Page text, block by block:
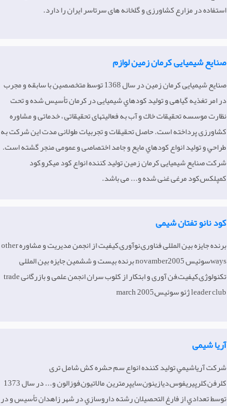
استفاده در مزارع کشاورزی و گلخانه های سرتاسر ایران را دارد.
صنایع شیمیایی کرمان زمین لوازم
صنايع شيميايی كرمان زمين در سال 1368 توسط متخصصين با سابقه و مجرب
در امر تغذيه گياهی و توليد كودهاي شيميايی در كرمان تأسيس شده و تحت
نظارت موسسه تحقيقات خاك و آب به فعاليتهای تحقيقاتی ، خدماتی و مشاوره
كشاورزی پرداخته است. حاصل تحقيقات و تجربيات طولانی مدت اين شركت به
طراحي و توليد انواع كودهاي مايع و جامد اختصاصی و عمومی منجر گشته است.
شرکت صنایع شیمیایی کرمان زمین تولید کننده انواع کود میکرو,کود
کمپلکس,کود مرغی غنی شده و... می باشد.
کود نانو تفتان شیمی
برنده جایزه بین المللی فناوری,نوآوری,کیفیت از انجمن مدیریت و مشاوره other
waysسوئیس novamber2005 برنده بیست و ششمین جایزه بین المللی
تکنولوژی,کیفیت,فن آوری و ابتکار از کلوب سران انجمن علمی و بازرگانی trade
leader club ژئو سوئیس,march 2005
آریا شیمی
شركت آرياشيمي توليد كننده انواع سم حشره کش شامل تری
کلرفن,کلرپیریفوس,دیازینون,سایپرمترین, مالاتیون,فوزالون و... در سال 1373
توسط تعدادي از فارغ التحصيلان رشته داروسازي در شهر زاهدان تأسیس و در